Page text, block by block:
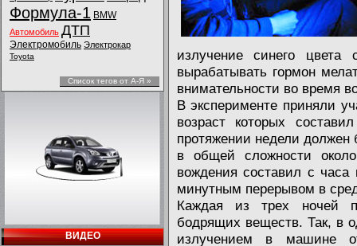
Формула-1 BMW
Автомобиль ДТП
Электромобиль Электрокар
Toyota
Список тегов от А-Я »
ВИДЕО
излучение синего цвета
вырабатывать гормон
внимательности во время
В эксперименте приняли
возраст которых
протяжении недели должен
в общей сложности
вождения составил с
минутным перерывом в
Каждая из трех ночей
бодрящих веществ. Так, в
излучением в машине